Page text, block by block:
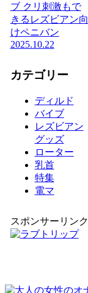
ブ クリ刺激もで
きるレズビアン向
けペニバン
2025.10.22
カテゴリー
ディルド
バイブ
レズビアン
グッズ
ローター
乳首
特集
電マ
スポンサーリンク